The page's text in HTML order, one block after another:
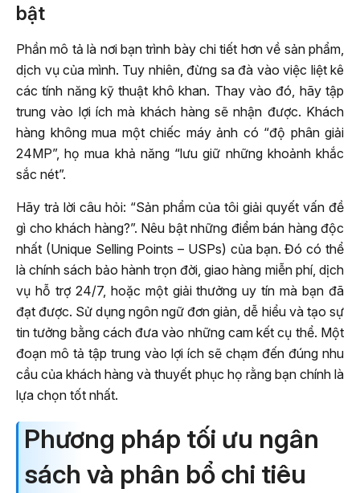
bật
Phần mô tả là nơi bạn trình bày chi tiết hơn về sản phẩm,
dịch vụ của mình. Tuy nhiên, đừng sa đà vào việc liệt kê
các tính năng kỹ thuật khô khan. Thay vào đó, hãy tập
trung vào lợi ích mà khách hàng sẽ nhận được. Khách
hàng không mua một chiếc máy ảnh có “độ phân giải
24MP”, họ mua khả năng “lưu giữ những khoảnh khắc
sắc nét”.
Hãy trả lời câu hỏi: “Sản phẩm của tôi giải quyết vấn đề
gì cho khách hàng?”. Nêu bật những điểm bán hàng độc
nhất (Unique Selling Points – USPs) của bạn. Đó có thể
là chính sách bảo hành trọn đời, giao hàng miễn phí, dịch
vụ hỗ trợ 24/7, hoặc một giải thưởng uy tín mà bạn đã
đạt được. Sử dụng ngôn ngữ đơn giản, dễ hiểu và tạo sự
tin tưởng bằng cách đưa vào những cam kết cụ thể. Một
đoạn mô tả tập trung vào lợi ích sẽ chạm đến đúng nhu
cầu của khách hàng và thuyết phục họ rằng bạn chính là
lựa chọn tốt nhất.
Phương pháp tối ưu ngân
sách và phân bổ chi tiêu